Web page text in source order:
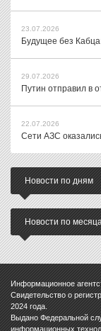
23.07.2026
Будущее без
29.07.2026
Путин отправил в
22.07.2026
Сети АЗС
Новости по дням
Новости по
Информационное
Свидетельство о
2024 года.
Выдано Федеральной
информационных